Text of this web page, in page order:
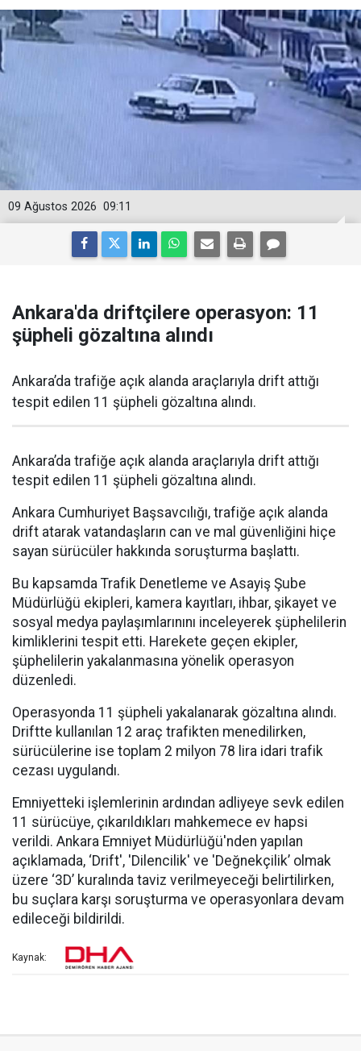
09:11
09 Ağustos 2026
Ankara'da driftçilere operasyon: 11
şüpheli gözaltına alındı
Ankara’da trafiğe açık alanda araçlarıyla drift attığı
tespit edilen 11 şüpheli gözaltına alındı.
Ankara’da trafiğe açık alanda araçlarıyla drift attığı
tespit edilen 11 şüpheli gözaltına alındı.
Ankara Cumhuriyet Başsavcılığı, trafiğe açık alanda
drift atarak vatandaşların can ve mal güvenliğini hiçe
sayan sürücüler hakkında soruşturma başlattı.
Bu kapsamda Trafik Denetleme ve Asayiş Şube
Müdürlüğü ekipleri, kamera kayıtları, ihbar, şikayet ve
sosyal medya paylaşımlarınını inceleyerek şüphelilerin
kimliklerini tespit etti. Harekete geçen ekipler,
şüphelilerin yakalanmasına yönelik operasyon
düzenledi.
Operasyonda 11 şüpheli yakalanarak gözaltına alındı.
Driftte kullanılan 12 araç trafikten menedilirken,
sürücülerine ise toplam 2 milyon 78 lira idari trafik
cezası uygulandı.
Emniyetteki işlemlerinin ardından adliyeye sevk edilen
11 sürücüye, çıkarıldıkları mahkemece ev hapsi
verildi. Ankara Emniyet Müdürlüğü'nden yapılan
açıklamada, ‘Drift', 'Dilencilik' ve 'Değnekçilik’ olmak
üzere ‘3D’ kuralında taviz verilmeyeceği belirtilirken,
bu suçlara karşı soruşturma ve operasyonlara devam
edileceği bildirildi.
Kaynak: